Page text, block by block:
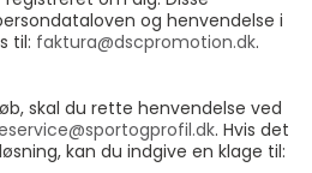
og henvendelse i
til: faktura@dscpromotion.dk.
skal du rette henvendelse ved
. Hvis det
kan du indgive en klage til: